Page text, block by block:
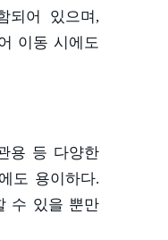
되어 있으며 ,
이동 시에도
용 등 다양한
도 용이하다.
수 있을 뿐만